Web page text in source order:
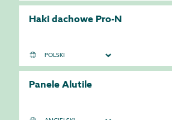
Haki dachowe Pro-N
Panele Alutile